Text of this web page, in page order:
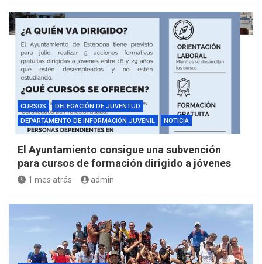
CURSOS
DELEGACIÓN DE JUVENTUD
DEPARTAMENTO DE INFORMACIÓN JUVENIL
NOTICIA
El Ayuntamiento consigue una subvención
para cursos de formación dirigido a jóvenes
1 mes atrás admin